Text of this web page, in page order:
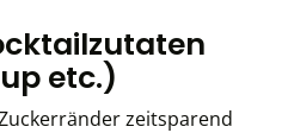
etc.)
zeitsparend